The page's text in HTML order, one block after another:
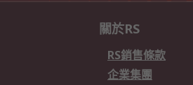
關於RS
RS銷售條款
企業集團